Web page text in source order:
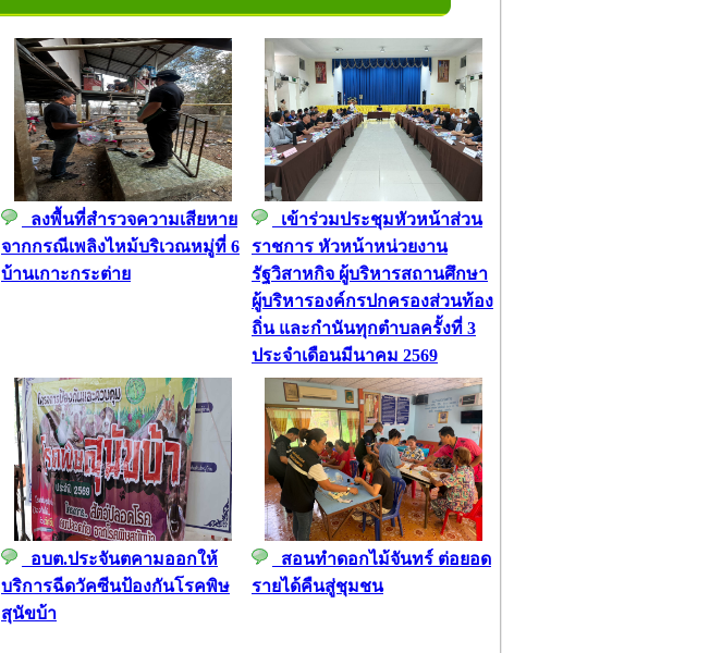
ลงพื้นที่สำรวจความเสียหาย
จากกรณีเพลิงไหม้บริเวณหมู่ที่ 6
บ้านเกาะกระต่าย
เข้าร่วมประชุมหัวหน้าส่วน
ราชการ หัวหน้าหน่วยงาน
รัฐวิสาหกิจ ผู้บริหารสถานศึกษา
ผู้บริหารองค์กรปกครองส่วนท้อง
ถิ่น และกำนันทุกตำบลครั้งที่ 3
ประจำเดือนมีนาคม 2569
อบต.ประจันตคามออกให้
บริการฉีดวัคซีนป้องกันโรคพิษ
สุนัขบ้า
สอนทำดอกไม้จันทร์ ต่อยอด
รายได้คืนสู่ชุมชน